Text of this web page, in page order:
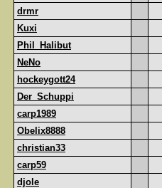
drmr
Kuxi
Phil_Halibut
NeNo
hockeygott24
Der_Schuppi
carp1989
Obelix8888
christian33
carp59
djole